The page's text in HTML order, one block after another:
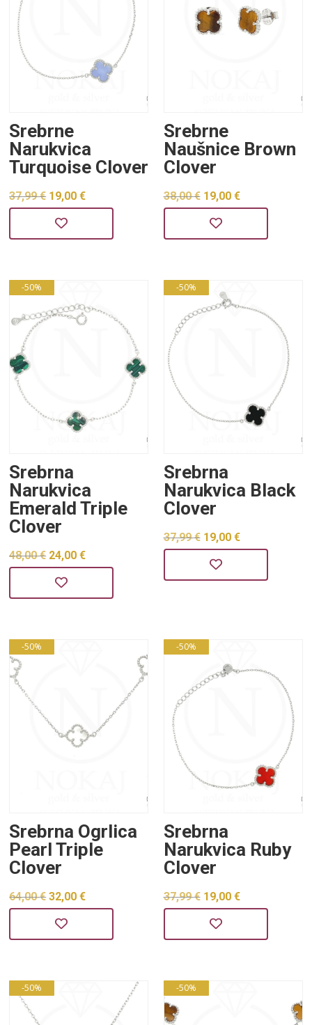
Srebrne
Narukvica
Turquoise Clover
37,99€ Izvorna
cijena
bila
37,99 €.
19,00€
je:
Srebrne
Naušnice Brown
Clover
38,00€ Izvorna
cijena
bila
38,00 €.
19,00 €
je:
-50%
Srebrna
Narukvica
Emerald Triple
Clover
48,00€ Izvorna
cijena
bila
48,00 €.
24,00€
je:
-50%
Srebrna
Narukvica Black
Clover
37,99€ Izvorna
cijena
bila
19,00 €
je:
-50%
Srebrna Ogrlica
Pearl Triple
Clover
64,00€ Izvorna
cijena
bila
64,00 €.
32,00€
je:
-50%
Srebrna
Narukvica Ruby
Clover
37,99€ Izvorna
cijena
bila
37,99 €.
19,00 €
je:
-50% -50%